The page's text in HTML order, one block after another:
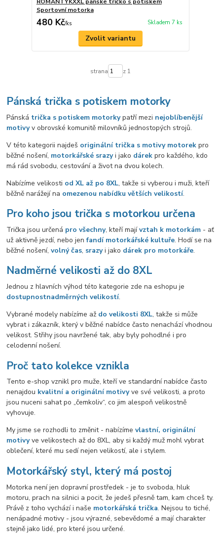
Sportovní motorka
480 Kč/ks Skladem 7 ks
Zvolit variantu
strana z 1
Pánská trička s potiskem motorky
Pánská trička s potiskem motorkypatří mezi nejoblíbenější
motivyv obrovské komunitě milovníků jednostopých strojů.
V této kategorii najdeš originální trička s motivy motorek pro
běžné nošení, motorkářské srazyi jako dárek pro každého, kdo
má rád svobodu, cestování a život na dvou kolech.
Nabízíme velikosti od XL až po 8XL, takže si vyberou i muži, kteří
běžně narážejí na omezenou nabídku větších velikostí.
Pro koho jsou trička s motorkou určena
Trička jsou určená pro všechny, kteří majívztah k motorkám - ať
už aktivně jezdí, nebo jenfandí motorkářské kultuře. Hodí se na
běžné nošení,volný čas, srazyi jako dárek pro motorkáře.
Nadměrné velikosti až do 8XL
Jednou z hlavních výhod této kategorie zde na eshopu je
dostupnostnadměrných velikostí.
Vybrané modely nabízíme až do velikosti 8XL, takže si může
vybrat i zákazník, který v běžné nabídce často nenachází vhodnou
velikost. Střihy jsou navržené tak, aby byly pohodlné i pro
celodenní nošení.
Proč tato kolekce vznikla
Tento e-shop vznikl pro muže, kteří ve standardní nabídce často
nenajdou kvalitní a originální motivyve své velikosti, a proto
jsou nuceni sahat po „čemkoliv“, co jim alespoň velikostně
vyhovuje.
My jsme se rozhodli to změnit - nabízímevlastní, originální
motivyve velikostech až do 8XL, aby si každý muž mohl vybrat
oblečení, které mu sedí nejen velikostí, ale i stylem.
Motorkářský styl, který má postoj
Motorka není jen dopravní prostředek - je to svoboda, hluk
motoru, prach na silnici a pocit, že jedeš přesně tam, kam chceš ty.
Právě z toho vychází i naše motorkářská trička. Nejsou to tiché,
nenápadné motivy - jsou výrazné, sebevědomé a mají charakter
stejně jako lidé, pro které jsou určené.